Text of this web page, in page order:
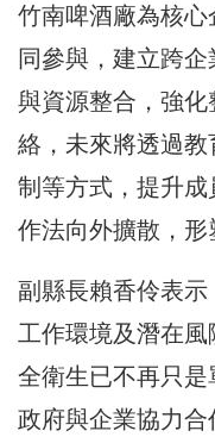
竹南啤酒廠為核
同參與，建立跨
與資源整合，強
絡，未來將透過
制等方式，提升
作法向外擴散，形
副縣長賴香伶表示
工作環境及潛在
全衛生已不再只
政府與企業協力